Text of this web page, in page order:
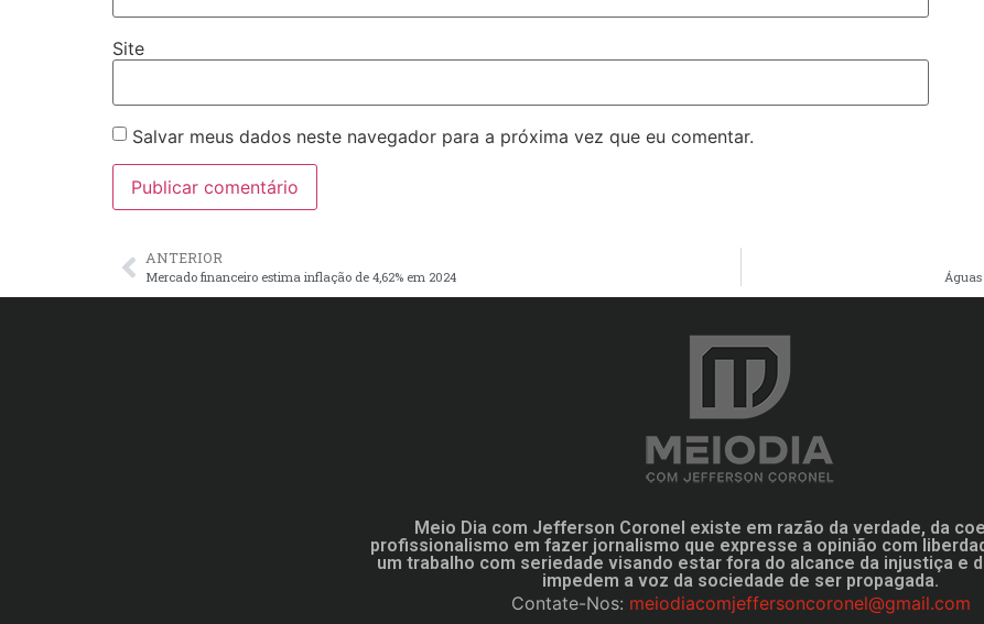
Site
Salvar meus dados neste navegador para a próxima vez que eu comentar.
ANTERIOR
Mercado financeiro estima inflação de 4,62% em 2024
Meio Dia com Jefferson Coronel existe em razão da verdade, da
profissionalismo em fazer jornalismo que expresse a opinião com
um trabalho com seriedade visando estar fora do alcance da injustiça e
impedem a voz da sociedade de ser propagada.
Contate-Nos: meiodiacomjeffersoncoronel@gmail.com